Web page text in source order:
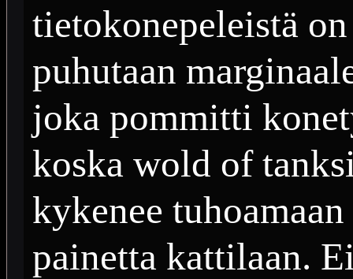
tietokonepeleistä
puhutaan
joka pommitti
koska wold of
kykenee
painetta kattilaan.